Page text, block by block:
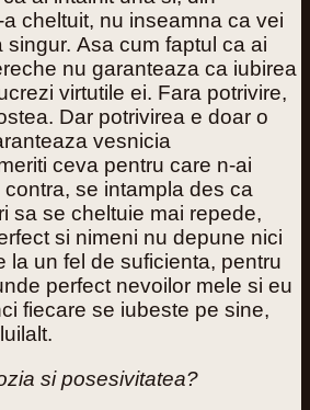
cheltuit, nu inseamna ca vei
singur. Asa cum faptul ca ai
nu garanteaza ca iubirea
virtutile ei. Fara potrivire,
Dar potrivirea e doar o
vesnicia
ceva pentru care n-ai
se intampla des ca
sa se cheltuie mai repede,
si nimeni nu depune nici
la un fel de suficienta, pentru
perfect nevoilor mele si eu
fiecare se iubeste pe sine,
si posesivitatea?